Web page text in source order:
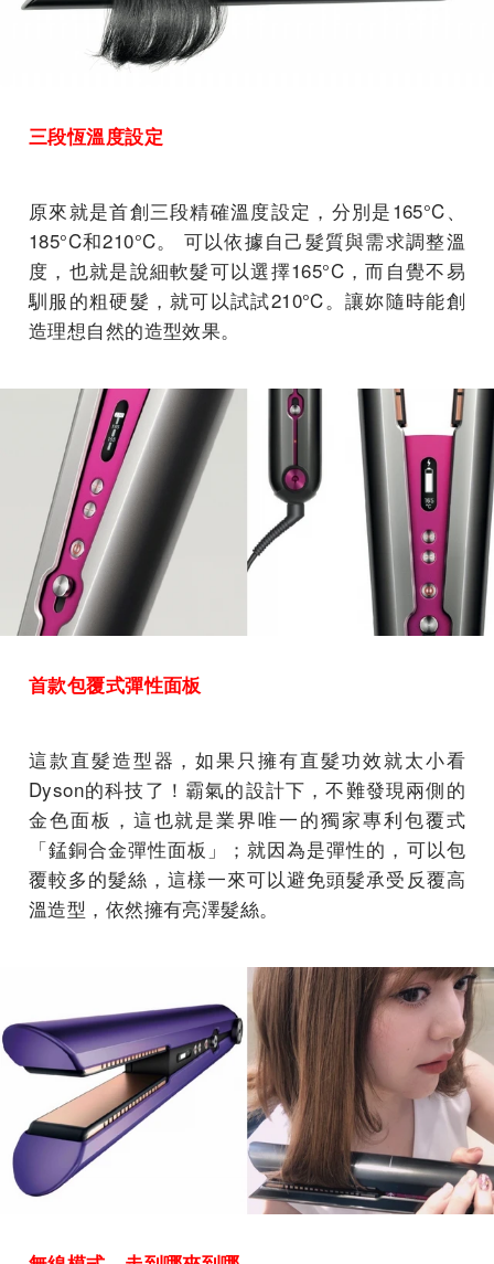
三段恆溫度設定
原來就是首創三段精確溫度設定，分別是165°C、
185°C和210°C。 可以依據自己髮質與需求調整溫
度，也就是說細軟髮可以選擇165°C，而自覺不易
馴服的粗硬髮，就可以試試210°C。讓妳隨時能創
造理想自然的造型效果。
首款包覆式彈性面板
這款直髮造型器，如果只擁有直髮功效就太小看
Dyson的科技了！霸氣的設計下，不難發現兩側的
金色面板，這也就是業界唯一的獨家專利包覆式
「錳銅合金彈性面板」；就因為是彈性的，可以包
覆較多的髮絲，這樣一來可以避免頭髮承受反覆高
溫造型，依然擁有亮澤髮絲。